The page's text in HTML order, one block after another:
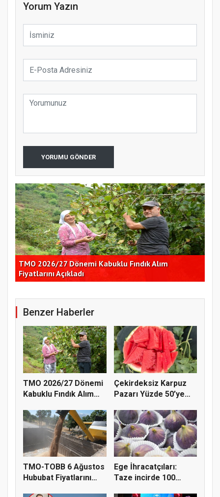
Yorum Yazın
YORUMU GÖNDER
Çekirdeksiz Karpuz Pazarı Yüzde 50’ye Doğru
Koşuyor
Benzer Haberler
TMO 2026/27 Dönemi
Kabuklu Fındık Alım
Çekirdeksiz Karpuz
Pazarı Yüzde 50’ye
TMO-TOBB 6 Ağustos
Hububat Fiyatlarını
Ege İhracatçıları:
Taze incirde 100